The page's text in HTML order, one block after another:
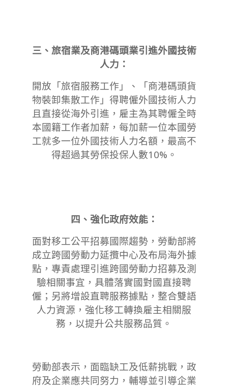
三、旅宿業及商港碼頭業引進外國技術
人力：
開放「旅宿服務工作」、「商港碼頭貨
物裝卸集散工作」得聘僱外國技術人力
且直接從海外引進，雇主為其聘僱全時
本國籍工作者加薪，每加薪一位本國勞
工就多一位外國技術人力名額，最高不
得超過其勞保投保人數10%。
四、強化政府效能：
面對移工公平招募國際趨勢，勞動部將
成立跨國勞動力延攬中心及布局海外據
點，專責處理引進跨國勞動力招募及測
驗相關事宜，具體落實國對國直接聘
僱；另將增設直聘服務據點，整合雙語
人力資源，強化移工轉換雇主相關服
務，以提升公共服務品質。
勞動部表示，面臨缺工及低薪挑戰，政
府及企業應共同努力，輔導並引導企業